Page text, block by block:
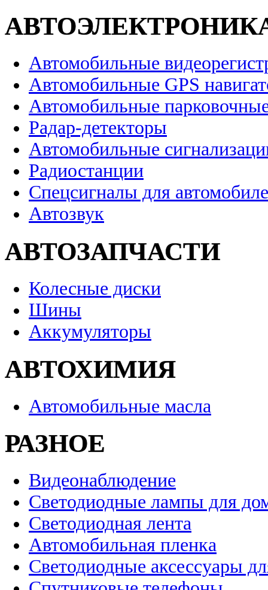
Автомобильные
Автомобильные GPS
Автомобильные
Радар-детекторы
Автомобильные
Радиостанции
Спецсигналы для
Автозвук
АВТОЗАПЧАСТИ
Колесные диски
Шины
Аккумуляторы
АВТОХИМИЯ
Автомобильные масла
РАЗНОЕ
Видеонаблюдение
Светодиодные лампы для
Светодиодная лента
Автомобильная пленка
Светодиодные аксессуары